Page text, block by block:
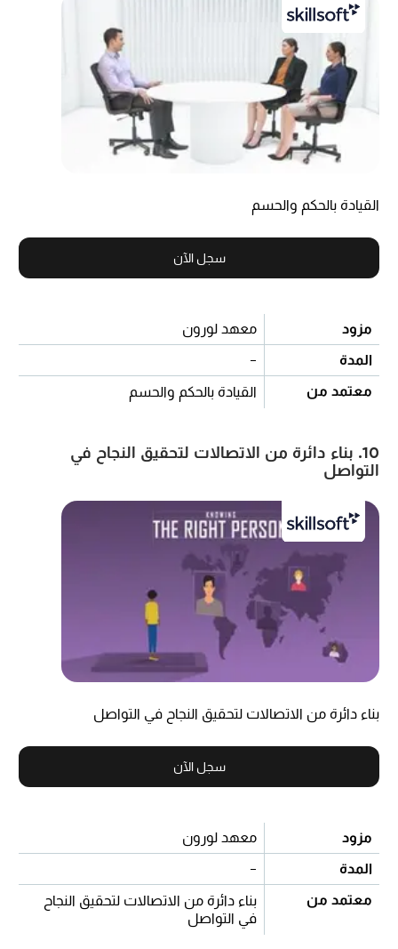
القيادة بالحكم والحسم
سجل الآن
مزود
معهد لورون
المدة
-
معتمد من
القيادة بالحكم والحسم
10. بناء دائرة من الاتصالات لتحقيق النجاح في
التواصل
بناء دائرة من الاتصالات لتحقيق النجاح في التواصل
سجل الآن
مزود
معهد لورون
المدة
-
معتمد من
بناء دائرة من الاتصالات لتحقيق النجاح
في التواصل